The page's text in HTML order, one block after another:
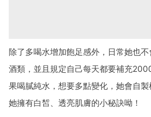
除了多喝水增加飽足感外，日常她也
酒類，並且規定自己每天都要補充
果喝膩純水，想要多點變化，她會自
她擁有白皙、透亮肌膚的小秘訣呦！